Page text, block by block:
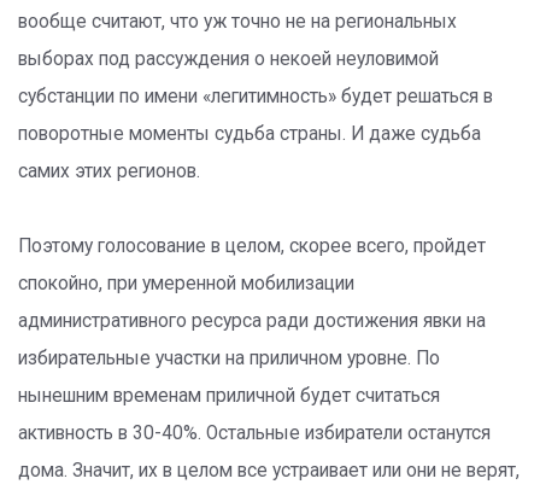
вообще считают, что уж точно не на региональных
выборах под рассуждения о некоей неуловимой
субстанции по имени «легитимность» будет решаться в
поворотные моменты судьба страны. И даже судьба
самих этих регионов.
Поэтому голосование в целом, скорее всего, пройдет
спокойно, при умеренной мобилизации
административного ресурса ради достижения явки на
избирательные участки на приличном уровне. По
нынешним временам приличной будет считаться
активность в 30-40%. Остальные избиратели останутся
дома. Значит, их в целом все устраивает или они не верят,